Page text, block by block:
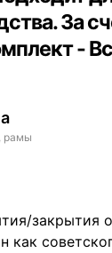
За
-
рамы